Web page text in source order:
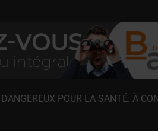
DANGEREUX POUR LA SANTÉ. À